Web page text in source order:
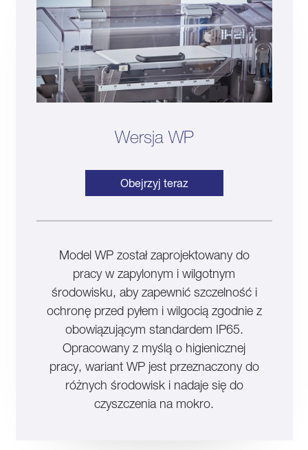
Wersja WP
Obejrzyj teraz
Model WP został zaprojektowany do
pracy w zapylonym i wilgotnym
środowisku, aby zapewnić szczelność i
ochronę przed pyłem i wilgocią zgodnie z
obowiązującym standardem IP65.
Opracowany z myślą o higienicznej
pracy, wariant WP jest przeznaczony do
różnych środowisk i nadaje się do
czyszczenia na mokro.